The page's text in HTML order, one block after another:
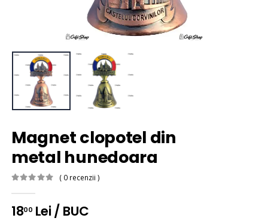
Magnet clopotel din
metal hunedoara
( 0 recenzii )
1800 Lei / BUC